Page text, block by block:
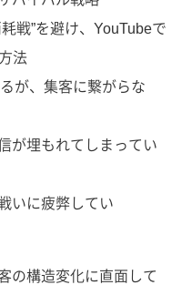
戦”を避け、YouTubeで
法
が、集客に繋がらな
が埋もれてしまってい
いに疲弊してい
の構造変化に直面して